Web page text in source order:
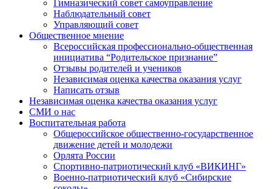
Гимназический совет самоуправление
Наблюдательный совет
Управляющий совет
Общественное мнение
Всероссийская профессионально-общественная
инициатива “Родительское признание”
Отзывы родителей и учеников
Независимая оценка качества оказания услуг
Написать отзыв
Независимая оценка качества оказания услуг
СМИ о нас
Воспитательная работа
Общероссийское общественно-государственное
движение детей и молодежи
Орлята России
Спортивно-патриотический клуб «ВИКИНГ»
Военно-патриотический клуб «Сибирские